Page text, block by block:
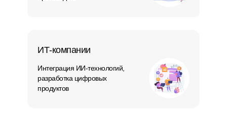
ИТ-компании
Интеграция ИИ-технологий,
разработка цифровых
продуктов